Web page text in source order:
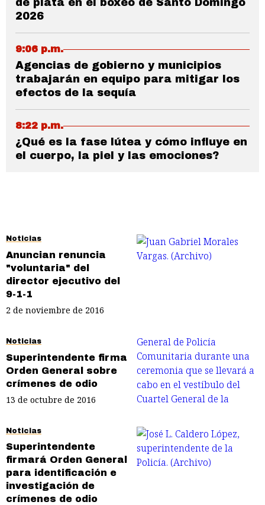
de plata en el boxeo de Santo Domingo
2026
9:06 p.m.
Agencias de gobierno y municipios
trabajarán en equipo para mitigar los
efectos de la sequía
8:22 p.m.
¿Qué es la fase lútea y cómo influye en
el cuerpo, la piel y las emociones?
Noticias
Anuncian renuncia
"voluntaria" del
director ejecutivo del
9-1-1
2 de noviembre de 2016
Noticias
Superintendente firma
Orden General sobre
crímenes de odio
13 de octubre de 2016
Noticias
Superintendente
firmará Orden General
para identificación e
investigación de
crímenes de odio